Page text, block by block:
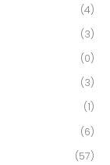
(4)
(3)
(0)
(3)
(1)
(6)
(57)